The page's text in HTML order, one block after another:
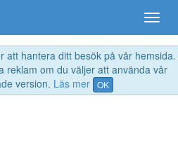
att hantera ditt besök på vår hemsida.
reklam om du väljer att använda vår
version. Läs mer OK